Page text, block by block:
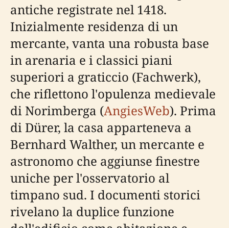
antiche registrate nel 1418.
Inizialmente residenza di un
mercante, vanta una robusta base
in arenaria e i classici piani
superiori a graticcio (Fachwerk),
che riflettono l'opulenza medievale
di Norimberga (AngiesWeb). Prima
di Dürer, la casa apparteneva a
Bernhard Walther, un mercante e
astronomo che aggiunse finestre
uniche per l'osservatorio al
timpano sud. I documenti storici
rivelano la duplice funzione